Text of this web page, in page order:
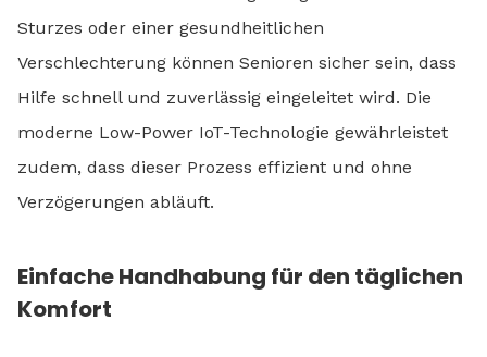
Sturzes oder einer gesundheitlichen
Verschlechterung können Senioren sicher sein, dass
Hilfe schnell und zuverlässig eingeleitet wird. Die
moderne Low-Power IoT-Technologie gewährleistet
zudem, dass dieser Prozess effizient und ohne
Verzögerungen abläuft.
Einfache Handhabung für den täglichen
Komfort